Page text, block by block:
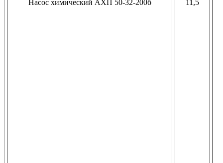
Насос химический АХП 50-32-200б 11,5